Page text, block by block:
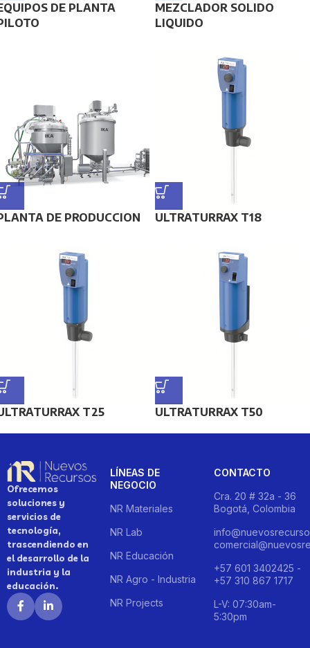
DE PLANTA
MEZCLADOR SOLIDO
LIQUIDO
DE PRODUCCION ULTRATURRAX T18
T25 ULTRATURRAX T50
Ofrecemos
soluciones y
servicios de
tecnología,
trascendiendo en
el desarrollo de la
industria y la
educación.
LÍNEAS DE
NEGOCIO
NR Materiales
NR Lab
NR Educación
NR Agro - Industria
NR Projects
CONTACTO
Cra. 20 # 32a - 36
Bogotá, Colombia
+57 601 3402425 -
+57 310 867 1717
L-V: 07:30am-
5:30pm